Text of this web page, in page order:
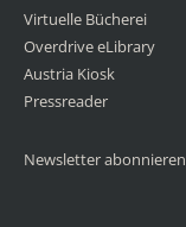
Virtuelle Bücherei
Overdrive eLibrary
Austria Kiosk
Pressreader
Newsletter abonnieren